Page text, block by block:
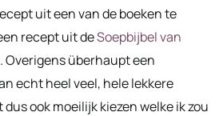
uit een van de boeken te
recept uit deSoepbijbel van
. Overigens überhaupt een
echt heel veel, hele lekkere
ook moeilijk kiezen welke ik zou